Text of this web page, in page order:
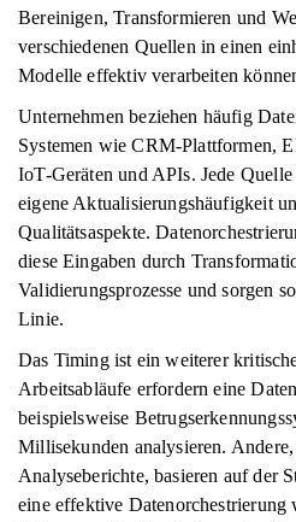
Bereinigen, Transformieren und
verschiedenen Quellen in einen
Modelle effektiv verarbeiten
Unternehmen beziehen häufig
Systemen wie CRM-Plattformen,
IoT-Geräten und APIs. Jede
eigene Aktualisierungshäufigkeit
Qualitätsaspekte.
diese Eingaben durch
Validierungsprozesse und sorgen
Linie.
Das Timing ist ein weiterer
Arbeitsabläufe erfordern eine
beispielsweise
Millisekunden analysieren.
Analyseberichte, basieren auf der
eine effektive Datenorchestrierung